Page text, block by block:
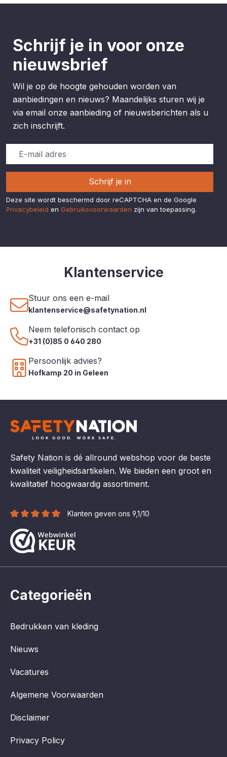
Schrijf je in voor onze
nieuwsbrief
Wil je op de hoogte gehouden worden van
aanbiedingen en nieuws? Maandelijks sturen wij je
via email onze aanbieding of nieuwsberichten als u
zich inschrijft.
Schrijf je in
Deze site wordt beschermd door reCAPTCHA en de Google
Privacybeleid en Gebruiksvoorwaarden zijn van toepassing.
Klantenservice
Stuur ons een e-mail
klantenservice@safetynation.nl
Neem telefonisch contact op
+31 (0)85 0 640 280
Persoonlijk advies?
Hofkamp 20 in Geleen
Safety Nation is dé allround webshop voor de beste
kwaliteit veiligheidsartikelen. We bieden een groot en
kwalitatief hoogwaardig assortiment.
Klanten geven ons 9,1/10
Categorieën
Bedrukken van kleding
Nieuws
Vacatures
Algemene Voorwaarden
Disclaimer
Privacy Policy